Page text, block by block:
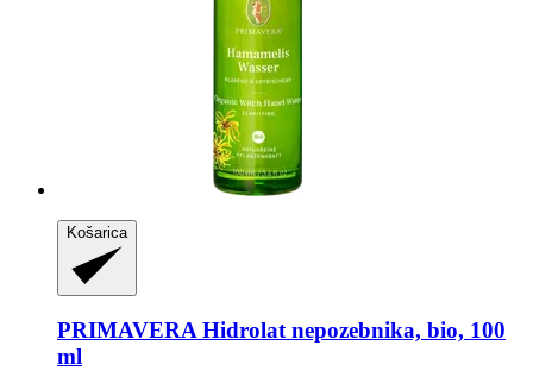
Košarica
PRIMAVERAHidrolat nepozebnika, bio, 100
ml